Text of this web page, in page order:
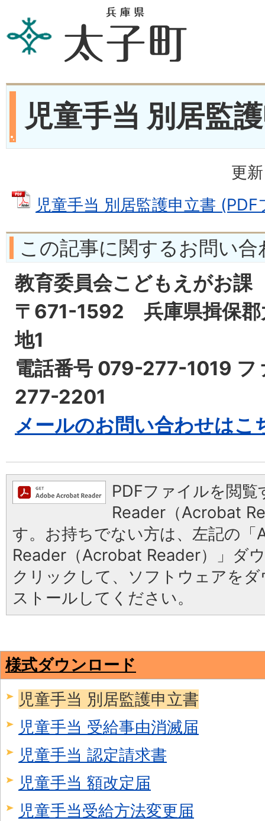
児童手当 別居監
更
児童手当 別居監護申立書
この記事に関するお問い合
教育委員会こどもえがお課
〒671-1592 兵庫県揖保郡
地1
電話番号 079-277-1019
277-2201
メールのお問い合わせはこ
PDFファイルを閲
Reader（Acrobat
す。お持ちでない方は、左記の「
Reader（Acrobat Reader）」ダ
クリックして、ソフトウェアを
ストールしてください。
様式ダウンロード
児童手当 別居監護申立書
児童手当 受給事由消滅届
児童手当 認定請求書
児童手当 額改定届
児童手当受給方法変更届